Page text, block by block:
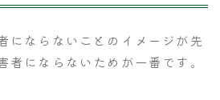
にならないことのイメージが先
者にならないためが一番です。